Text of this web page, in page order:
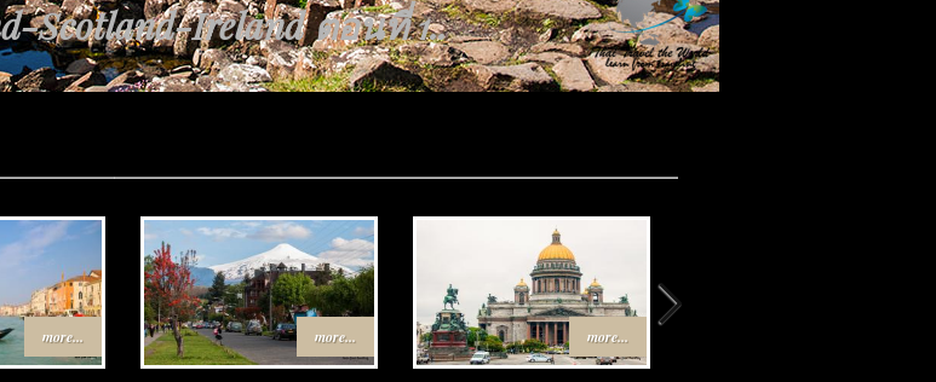
Scotland-Ireland ตอนที่ 1..
more... more... more...